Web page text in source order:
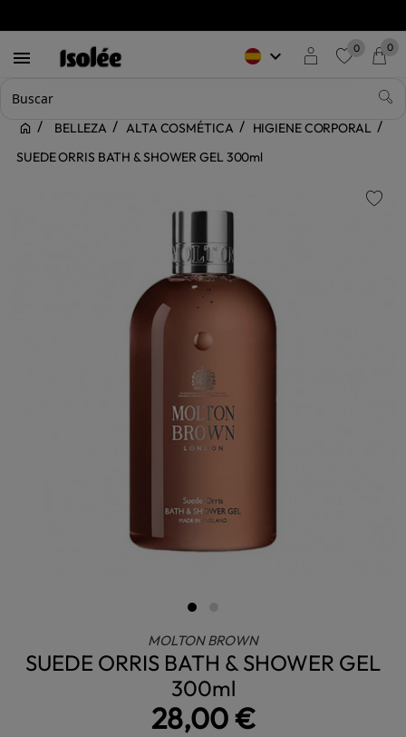
 keyboard_arrow_down 0 0
BELLEZA ALTA COSMÉTICA
HIGIENE CORPORAL
SUEDE ORRIS BATH & SHOWER GEL 300ml
MOLTON BROWN
SUEDE ORRIS BATH & SHOWER GEL
300ml
28,00 €